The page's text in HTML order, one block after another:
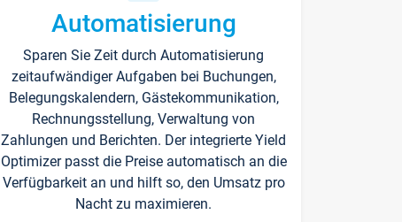
Automatisierung
Sparen Sie Zeit durch Automatisierung
zeitaufwändiger Aufgaben bei Buchungen,
Belegungskalendern, Gästekommunikation,
Rechnungsstellung, Verwaltung von
Zahlungen und Berichten. Der integrierte Yield
Optimizer passt die Preise automatisch an die
Verfügbarkeit an und hilft so, den Umsatz pro
Nacht zu maximieren.